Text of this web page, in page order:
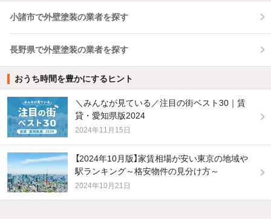
小諸市で外壁塗装の業者を探す
長野県で外壁塗装の業者を探す
おうち時間を豊かにするヒント
＼みんなが見ている／注目の街ベスト30｜賃
貸・愛知県版2024
2024年11月15日
【2024年10月版】家賃相場が安い東京の地域や
駅ランキング～格安物件の見分け方～
2024年10月21日